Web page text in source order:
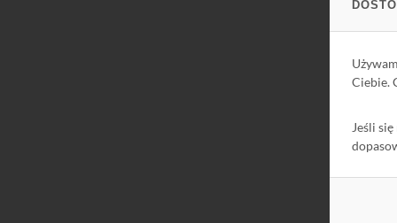
Ciebie.
Jeśli